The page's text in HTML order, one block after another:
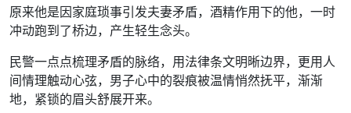
原来他是因家庭琐事引发夫妻矛盾，酒精作用下的他，一时
冲动跑到了桥边，产生轻生念头。
民警一点点梳理矛盾的脉络，用法律条文明晰边界，更用人
间情理触动心弦，男子心中的裂痕被温情悄然抚平，渐渐
地，紧锁的眉头舒展开来。